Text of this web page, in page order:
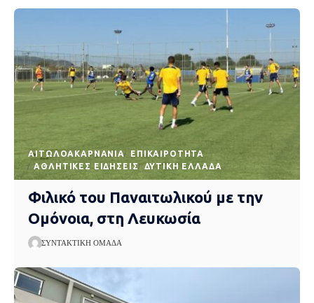
AΙΤΩΛΟΑΚΑΡΝΑΝΊΑ
EΠΙΚΑΙΡΌΤΗΤΑ
ΑΘΛΗΤΙΚΈΣ ΕΙΔΉΣΕΙΣ
ΔΥΤΙΚΉ ΕΛΛΆΔΑ
Φιλικό του Παναιτωλικού με την
Ομόνοια, στη Λευκωσία
ΣΥΝΤΑΚΤΙΚΉ ΟΜΆΔΑ